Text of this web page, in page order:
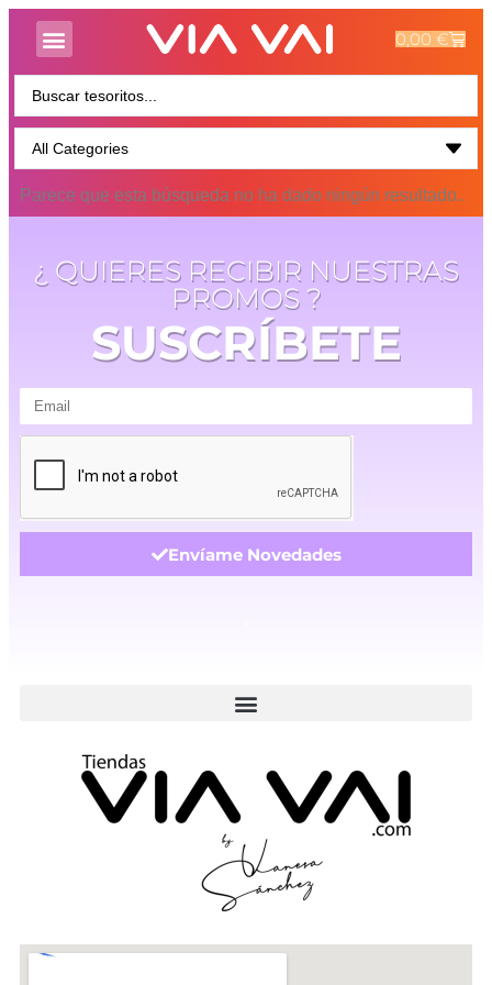
0,00€
Parece que esta búsqueda no ha dado ningún resultado..
¿ QUIERES RECIBIR NUESTRAS
PROMOS ?
SUSCRÍBETE
Envíame Novedades